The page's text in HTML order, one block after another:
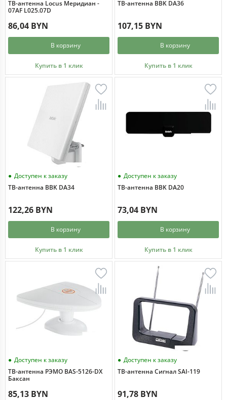
ТВ-антенна Locus Меридиан -
07AF L025.07D
86,04 BYN
В корзину
Купить в 1 клик
ТВ-антенна BBK DA36
107,15 BYN
В корзину
Купить в 1 клик
Доступен к заказу
ТВ-антенна BBK DA34
122,26 BYN
В корзину
Купить в 1 клик
Доступен к заказу
ТВ-антенна BBK DA20
73,04 BYN
В корзину
Купить в 1 клик
Доступен к заказу
ТВ-антенна РЭМО BAS-5126-DX
Баксан
85,13 BYN
Доступен к заказу
ТВ-антенна Сигнал SAI-119
91,78 BYN